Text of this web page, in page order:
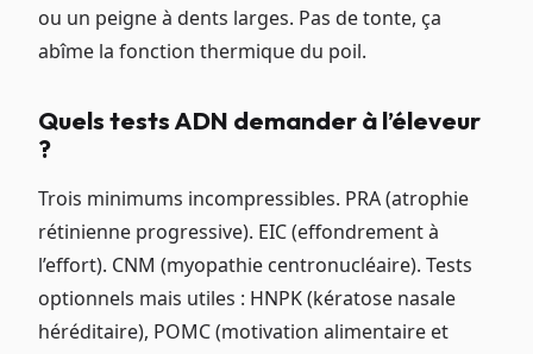
ou un peigne à dents larges. Pas de tonte, ça
abîme la fonction thermique du poil.
Quels tests ADN demander à l’éleveur
?
Trois minimums incompressibles. PRA (atrophie
rétinienne progressive). EIC (effondrement à
l’effort). CNM (myopathie centronucléaire). Tests
optionnels mais utiles : HNPK (kératose nasale
héréditaire), POMC (motivation alimentaire et